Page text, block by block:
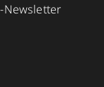
Newsletter